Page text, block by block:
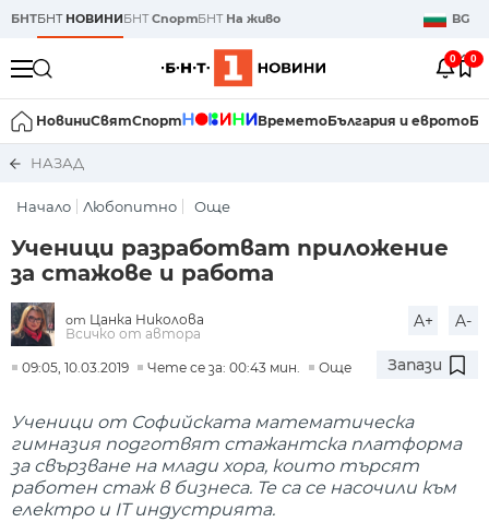
БНТБНТ НОВИНИБНТСпортБНТ На живо BG
0 0
НовиниСвятСпорт ВреметоБългария и еврото
НАЗАД
Начало Любопитно Още
Ученици разработват приложение
за стажове и работа
от Цанка Николова
Всичко от автора
A+ A-
09:05, 10.03.2019 Чете се за: 00:43 мин. Още Запази
Ученици от Софийската математическа
гимназия подготвят стажантска платформа
за свързване на млади хора, които търсят
работен стаж в бизнеса. Те са се насочили към
електро и IT индустрията.